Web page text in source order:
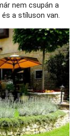
nem csupán a
a stíluson van.